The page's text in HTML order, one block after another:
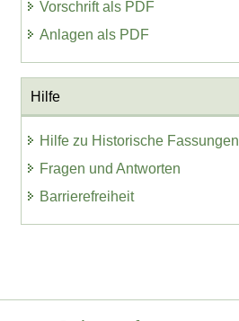
Vorschrift als PDF
Anlagen als PDF
Hilfe
Hilfe zu Historische Fassungen
Fragen und Antworten
Barrierefreiheit